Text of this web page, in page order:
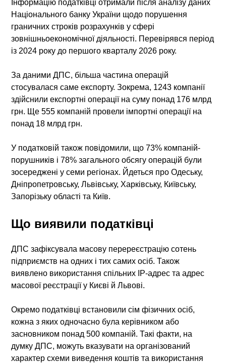
Інформацію податківці отримали після аналізу даних
Національного банку України щодо порушення
граничних строків розрахунків у сфері
зовнішньоекономічної діяльності. Перевірявся період
із 2024 року до першого кварталу 2026 року.
За даними ДПС, більша частина операцій
стосувалася саме експорту. Зокрема, 1243 компанії
здійснили експортні операції на суму понад 176 млрд
грн. Ще 555 компаній провели імпортні операції на
понад 18 млрд грн.
У податковій також повідомили, що 73% компаній-
порушників і 78% загального обсягу операцій були
зосереджені у семи регіонах. Йдеться про Одеську,
Дніпропетровську, Львівську, Харківську, Київську,
Запорізьку області та Київ.
Що виявили податківці
ДПС зафіксувала масову перереєстрацію сотень
підприємств на одних і тих самих осіб. Також
виявлено використання спільних IP-адрес та адрес
масової реєстрації у Києві й Львові.
Окремо податківці встановили сім фізичних осіб,
кожна з яких одночасно була керівником або
засновником понад 500 компаній. Такі факти, на
думку ДПС, можуть вказувати на організований
характер схеми виведення коштів та використання